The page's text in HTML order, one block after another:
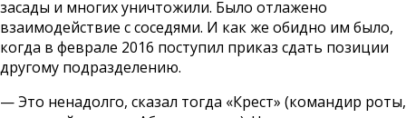
засады и многих уничтожили. Было отлажено
взаимодействие с соседями. И как же обидно им было,
когда в феврале 2016 поступил приказ сдать позиции
другому подразделению.
— Это ненадолго, сказал тогда «Крест» (командир роты,